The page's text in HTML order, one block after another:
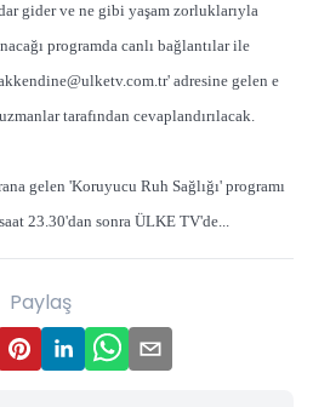
gider ve ne gibi yaşam zorluklarıyla
programda canlı bağlantılar ile
' adresine gelen e
tarafından cevaplandırılacak.
gelen 'Koruyucu Ruh Sağlığı' programı
23.30'dan sonra ÜLKE TV'de...
Paylaş